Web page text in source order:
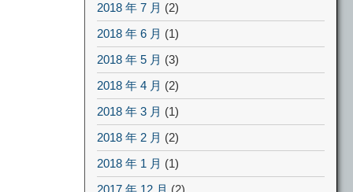
2018 年 7 月 (2)
2018 年 6 月 (1)
2018 年 5 月 (3)
2018 年 4 月 (2)
2018 年 3 月 (1)
2018 年 2 月 (2)
2018 年 1 月 (1)
2017 年 12 月 (2)